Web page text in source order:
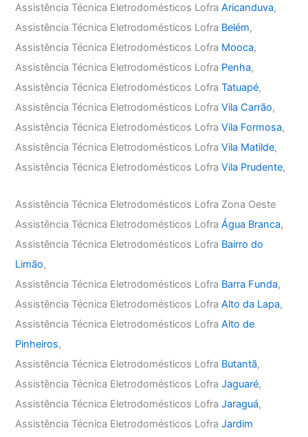
Assistência Técnica Eletrodomésticos LofraAricanduva,
Assistência Técnica Eletrodomésticos Lofra Belém,
Assistência Técnica Eletrodomésticos Lofra Mooca,
Assistência Técnica Eletrodomésticos Lofra Penha,
Assistência Técnica Eletrodomésticos LofraTatuapé,
Assistência Técnica Eletrodomésticos LofraVila Carrão,
Assistência Técnica Eletrodomésticos LofraVila Formosa,
Assistência Técnica Eletrodomésticos LofraVila Matilde,
Assistência Técnica Eletrodomésticos LofraVila Prudente,
Assistência Técnica Eletrodomésticos Lofra Zona Oeste
Assistência Técnica Eletrodomésticos LofraÁgua Branca,
Assistência Técnica Eletrodomésticos Lofra Bairro do
Limão,
Assistência Técnica Eletrodomésticos Lofra Barra Funda,
Assistência Técnica Eletrodomésticos LofraAlto da Lapa,
Assistência Técnica Eletrodomésticos LofraAlto de
Pinheiros,
Assistência Técnica Eletrodomésticos Lofra Butantã,
Assistência Técnica Eletrodomésticos LofraJaguaré,
Assistência Técnica Eletrodomésticos LofraJaraguá,
Assistência Técnica Eletrodomésticos LofraJardim